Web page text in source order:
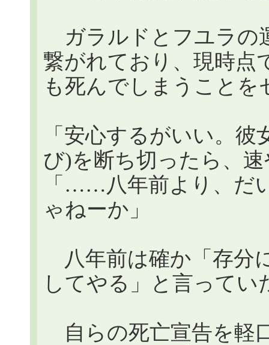
ガラルドとフユラの
繋がれており、現時点
も死んでしまうこと
「安心するがいい。
び)を断ち切ったら、
「……八年前より、だ
ゃねーか」
八年前は確か「存分
してやる」と言ってい
自らの死亡宣告を軽